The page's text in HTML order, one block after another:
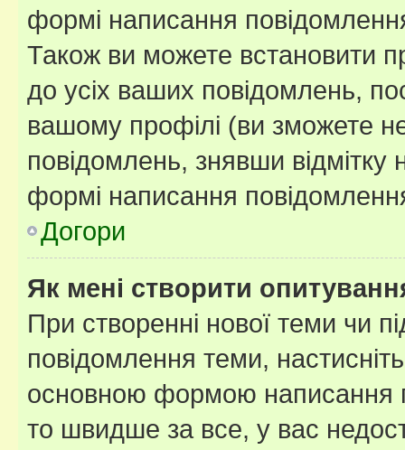
формі написання
Також ви можете встановити
до усіх ваших повідомлень,
вашому профілі (ви зможете
повідомлень, знявши відмітку
формі написання
Догори
Як мені створити
При створенні нової теми чи
повідомлення теми,
основною формою написання
то швидше за все, у вас